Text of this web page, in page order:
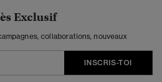
Exclusif
collaborations, nouveaux
INSCRIS-TOI